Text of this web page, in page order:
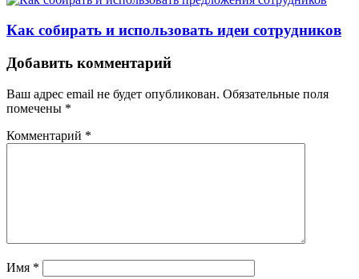
Как собирать и использовать идеи сотрудников
Добавить комментарий
Ваш адрес email не будет опубликован. Обязательные поля
помечены *
Комментарий *
Имя *